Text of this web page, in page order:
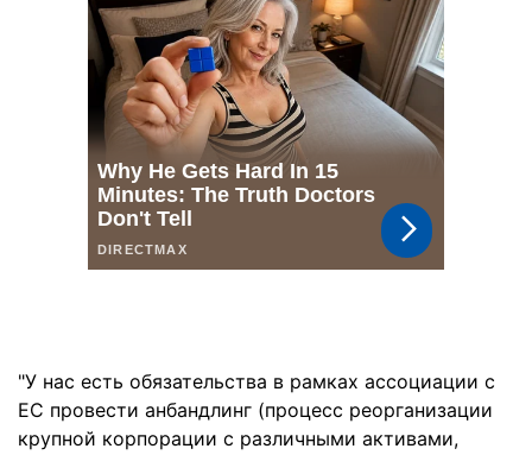
"У нас есть обязательства в рамках ассоциации с
ЕС провести анбандлинг (процесс реорганизации
крупной корпорации с различными активами,